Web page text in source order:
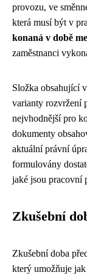
provozu, ve
která musí být v
konaná v době
zaměstnanci
Složka obsahující
varianty rozvržení
nejvhodnější pro
dokumenty
aktuální právní
formulovány
jaké jsou pracovní
Zkušební
Zkušební doba
který umožňuje